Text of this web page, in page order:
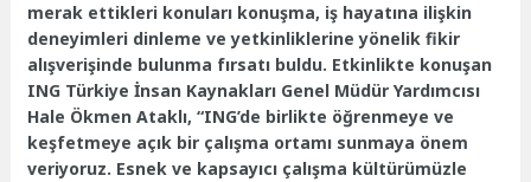
merak ettikleri konuları konuşma, iş hayatına ilişkin
deneyimleri dinleme ve yetkinliklerine yönelik fikir
alışverişinde bulunma fırsatı buldu. Etkinlikte konuşan
ING Türkiye İnsan Kaynakları Genel Müdür Yardımcısı
Hale Ökmen Ataklı, “ING’de birlikte öğrenmeye ve
keşfetmeye açık bir çalışma ortamı sunmaya önem
veriyoruz. Esnek ve kapsayıcı çalışma kültürümüzle